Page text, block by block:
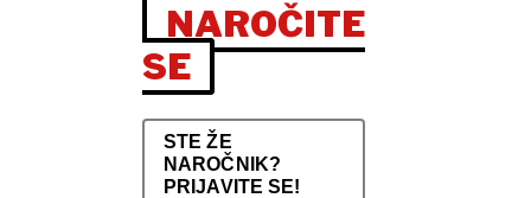
NAROČITE
SE
STE ŽE
NAROČNIK?
PRIJAVITE SE!